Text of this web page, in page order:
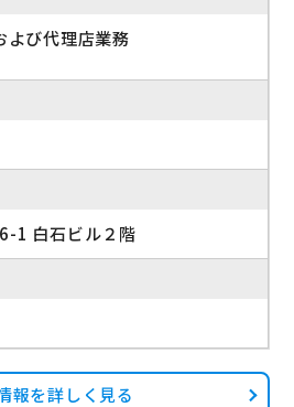
よび代理店業務
1 白石ビル２階
報を詳しく見る